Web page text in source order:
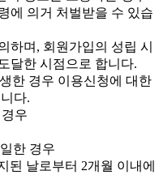
에 의거 처벌받을 수 있습
하며, 회원가입의 성립 시
달한 시점으로 합니다.
한 경우 이용신청에 대한
다.
우
한 경우
된 날로부터 2개월 이내에